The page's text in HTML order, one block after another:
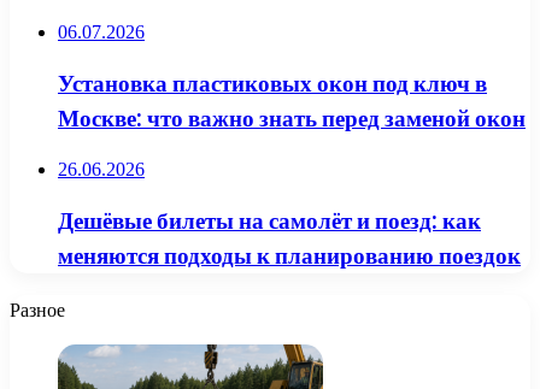
06.07.2026
Установка пластиковых окон под ключ в
Москве: что важно знать перед заменой окон
26.06.2026
Дешёвые билеты на самолёт и поезд: как
меняются подходы к планированию поездок
Разное